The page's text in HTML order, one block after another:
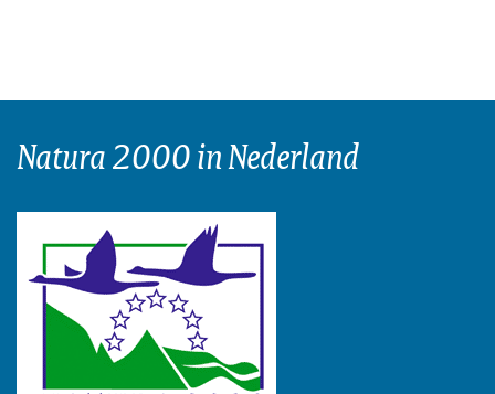
Natura 2000 in Nederland